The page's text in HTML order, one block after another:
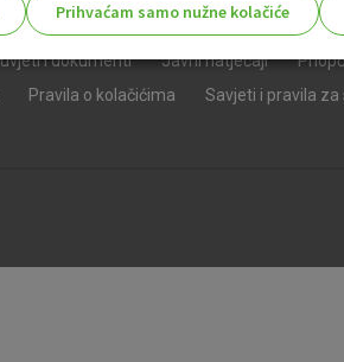
i dokumenti Javni natječaji
Pravila o kolačićima
Savjeti i pravila
Prihvaćam samo nužne kolačiće